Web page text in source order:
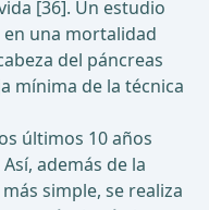
[36]. Un estudio
una mortalidad
del páncreas
mínima de la técnica
últimos 10 años
además de la
simple, se realiza